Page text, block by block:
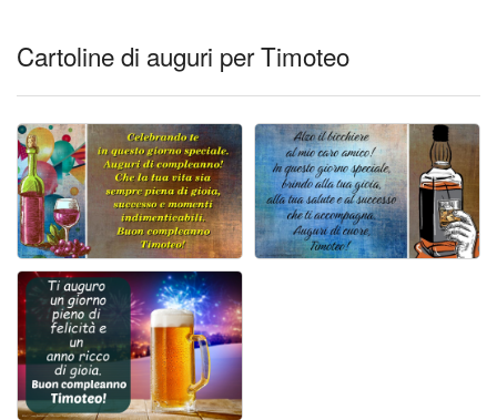
Cartoline di auguri per Timoteo